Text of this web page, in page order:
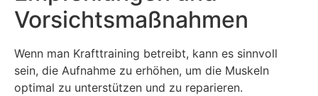
Vorsichtsmaßnahmen
Wenn man Krafttraining betreibt, kann es sinnvoll
sein, die Aufnahme zu erhöhen, um die Muskeln
optimal zu unterstützen und zu reparieren.